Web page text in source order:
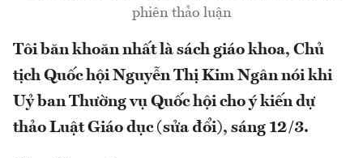
phiên thảo luận
Tôi băn khoăn nhất là sách giáo khoa, Chủ
tịch Quốc hội Nguyễn Thị Kim Ngân nói khi
Uỷ ban Thường vụ Quốc hội cho ý kiến dự
thảo Luật Giáo dục (sửa đổi), sáng 12/3.